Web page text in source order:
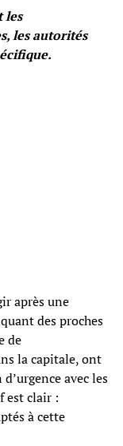
les
les autorités
après une
des proches
de
la capitale, ont
avec les
est clair :
à cette